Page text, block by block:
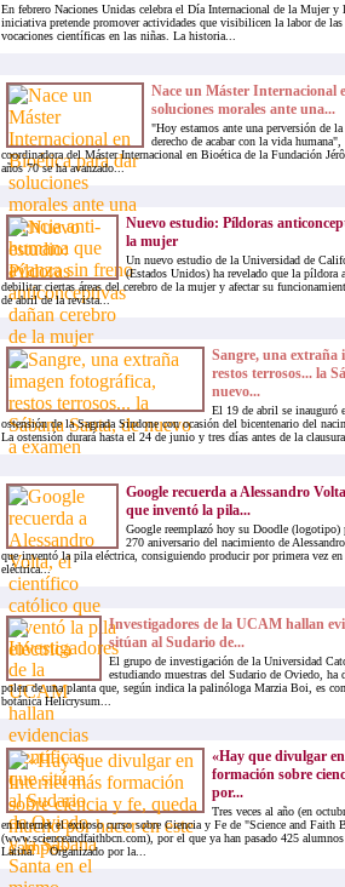
En febrero Naciones Unidas celebra el Día Internacional de la Mujer y
iniciativa pretende promover actividades que visibilicen la labor de
vocaciones científicas en las niñas. La historia...
Nace un Máster Internacional
soluciones morales ante una...
"Hoy estamos ante una perversión de
derecho de acabar con la vida
coordinadora del Máster Internacional en Bioética de la Fundación
años 70 se ha avanzado...
Nuevo estudio: Píldoras
la mujer
Un nuevo estudio de la Universidad de
(Estados Unidos) ha revelado que la píldora
debilitar ciertas áreas del cerebro de la mujer y afectar su
de abril de la revista...
Sangre, una extraña
restos terrosos... la
nuevo...
El 19 de abril se inauguró
ostensión de la Sagrada Sindone con ocasión del bicentenario del
La ostensión durará hasta el 24 de junio y tres días antes de la
Google recuerda a Alessandro
que inventó la pila...
Google reemplazó hoy su Doodle (logotipo)
270 aniversario del nacimiento de
que inventó la pila eléctrica, consiguiendo producir por primera vez
eléctrica...
Investigadores de la UCAM hallan
sitúan al Sudario de...
El grupo de investigación de la Universidad
estudiando muestras del Sudario de Oviedo, ha
polen de una planta que, según indica la palinóloga Marzia Boi, es
botánica Helicrysum...
«Hay que divulgar
formación sobre
por...
Tres veces al año (en
en Internet el exitoso curso sobre Ciencia y Fe de "Science and Faith
(www.scienceandfaithbcn.com), por el que ya han pasado 425
Latina. Organizado por la...